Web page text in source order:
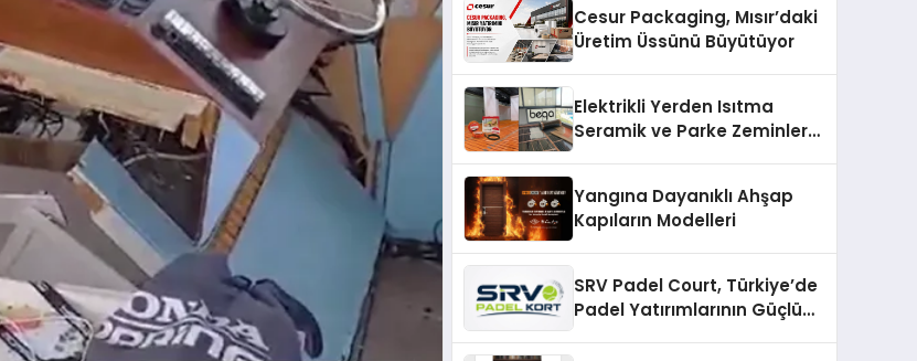
Cesur Packaging, Mısır’daki
Üretim Üssünü Büyütüyor
Elektrikli Yerden Isıtma
Seramik ve Parke Zeminler
Yangına Dayanıklı Ahşap
Kapıların Modelleri
SRV Padel Court, Türkiye’de
Padel Yatırımlarının Güçlü